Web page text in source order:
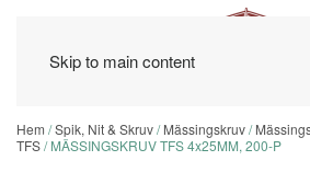
Skip to main content
Hem /Spik, Nit & Skruv/Mässingskruv/
TFS/ MÄSSINGSKRUV TFS 4x25MM, 200-P